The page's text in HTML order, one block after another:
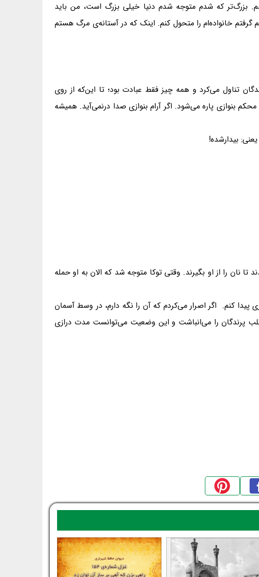
بزرگ‌تر که شدم متوجه شدم دنیا خیلی بزرگ است، من باید
گرفتم خانواده‌ام را متحول کنم. اینک که در آستانه‌ی مرگ هستم
تناول می‌کرد و همه چیز فقط عبادت بود؛ تا این‌که از روی
بنوازی پاره می‌شود. اگر آرام بنوازی صدا درنمی‌آید. همیشه
بیدارشده!
نان را از او بگیرند. وقتی توکا متوجه شد که الان به او حمله
کنم. اگر اصرار می‌کردم که آن را نگه دارم، در وسط آسمان
پرندگان را می‌انباشت و این وضعیت می‌توانست مدت درازی